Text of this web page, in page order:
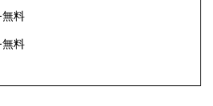
料
料